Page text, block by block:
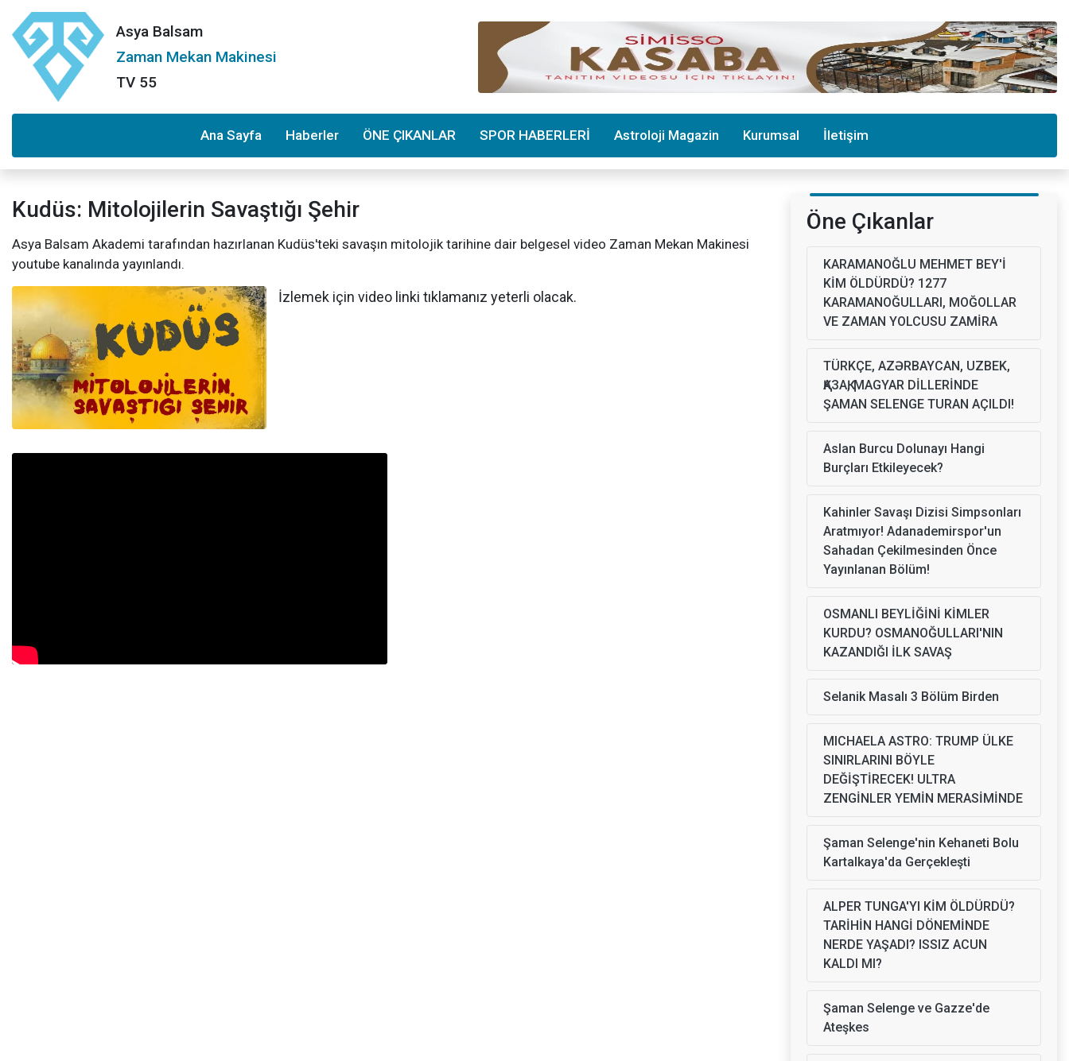
Asya Balsam
Zaman Mekan Makinesi
TV 55
Ana Sayfa Haberler ÖNE ÇIKANLAR SPOR HABERLERİ Astroloji Magazin Kurumsal İletişim
Kudüs: Mitolojilerin Savaştığı Şehir
Asya Balsam Akademi tarafından hazırlanan Kudüs'teki savaşın mitolojik tarihine dair belgesel video Zaman Mekan Makinesi
youtube kanalında yayınlandı.
İzlemek için video linki tıklamanız yeterli olacak.
Öne Çıkanlar
KARAMANOĞLU MEHMET BEY'İ
KİM ÖLDÜRDÜ? 1277
KARAMANOĞULLARI, MOĞOLLAR
VE ZAMAN YOLCUSU ZAMİRA
TÜRKÇE, AZƏRBAYCAN, UZBEK,
ҚАЗАҚ, MAGYAR DİLLERİNDE
ŞAMAN SELENGE TURAN AÇILDI!
Aslan Burcu Dolunayı Hangi
Burçları Etkileyecek?
Kahinler Savaşı Dizisi Simpsonları
Aratmıyor! Adanademirspor'un
Sahadan Çekilmesinden Önce
Yayınlanan Bölüm!
OSMANLI BEYLİĞİNİ KİMLER
KURDU? OSMANOĞULLARI'NIN
KAZANDIĞI İLK SAVAŞ
Selanik Masalı 3 Bölüm Birden
MICHAELA ASTRO: TRUMP ÜLKE
SINIRLARINI BÖYLE
DEĞİŞTİRECEK! ULTRA
ZENGİNLER YEMİN MERASİMİNDE
Şaman Selenge'nin Kehaneti Bolu
Kartalkaya'da Gerçekleşti
ALPER TUNGA'YI KİM ÖLDÜRDÜ?
TARİHİN HANGİ DÖNEMİNDE
NERDE YAŞADI? ISSIZ ACUN
KALDI MI?
Şaman Selenge ve Gazze'de
Ateşkes